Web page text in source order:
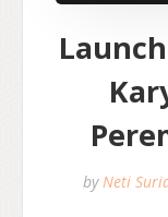
by Neti